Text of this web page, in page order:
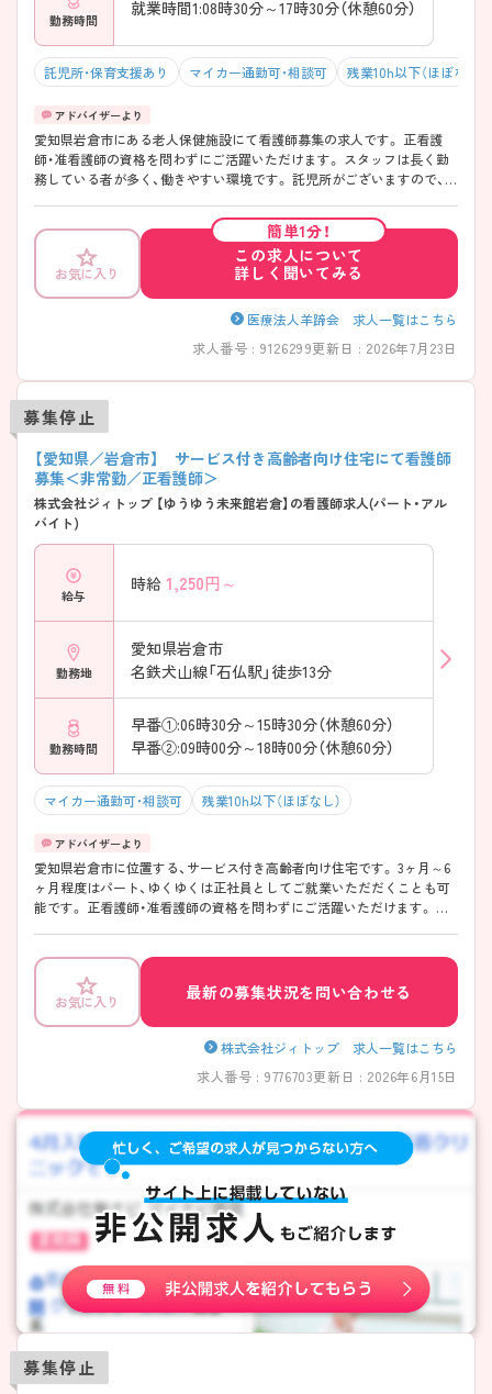
勤務時間
就業時間1:08時30分～17時30分（休憩60分）
託児所・保育支援あり マイカー通勤可・相談可 残業10h以下（ほぼなし）
愛知県岩倉市にある老人保健施設にて看護師募集の求人です。 正看護
師・准看護師の資格を問わずにご活躍いただけます。 スタッフは長く勤
務している者が多く、働きやすい環境です。 託児所がございますので、子
ちの方は、お気軽にお問い合わせください。
お気に入り
簡単1分！
この求人について
詳しく聞いてみる
医療法人羊蹄会 求人一覧はこちら
求人番号 : 9126299更新日 : 2026年7月23日
募集停止
【愛知県／岩倉市】 サービス付き高齢者向け住宅にて看護師
募集＜非常勤／正看護師＞
株式会社ジィトップ 【ゆうゆう未来館岩倉】の看護師求人(パート・アル
バイト)
給与
時給 1,250円～
勤務地
愛知県岩倉市
名鉄犬山線「石仏駅」徒歩13分
勤務時間
早番①:06時30分～15時30分（休憩60分）
早番②:09時00分～18時00分（休憩60分）
マイカー通勤可・相談可 残業10h以下（ほぼなし）
愛知県岩倉市に位置する、サービス付き高齢者向け住宅です。 3ヶ月～6
ヶ月程度はパート、ゆくゆくは正社員としてご就業いただだくことも可
能です。 正看護師・准看護師の資格を問わずにご活躍いただけます。 ご
お気に入り 最新の募集状況を問い合わせる
株式会社ジィトップ 求人一覧はこちら
求人番号 : 9776703更新日 : 2026年6月15日
募集停止